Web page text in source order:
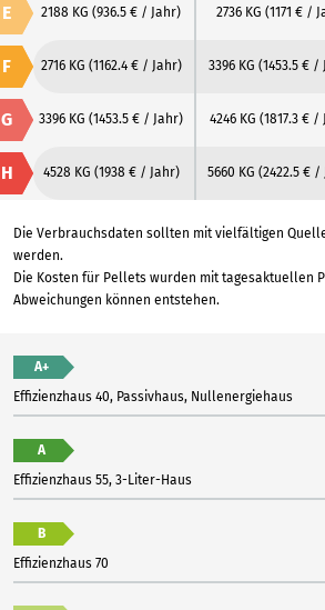
E 2188 KG (936.5 € / Jahr) 2736 KG (1171 € /
F 2716 KG (1162.4 € / Jahr) 3396 KG (1453.5 € /
G 3396 KG (1453.5 € / Jahr) 4246 KG (1817.3 € /
H 4528 KG (1938 € / Jahr) 5660 KG (2422.5 € /
Die Verbrauchsdaten sollten mit vielfältigen
werden.
Die Kosten für Pellets wurden mit tagesaktuellen
Abweichungen können entstehen.
A+
Effizienzhaus 40, Passivhaus, Nullenergiehaus
A
Effizienzhaus 55, 3-Liter-Haus
B
Effizienzhaus 70